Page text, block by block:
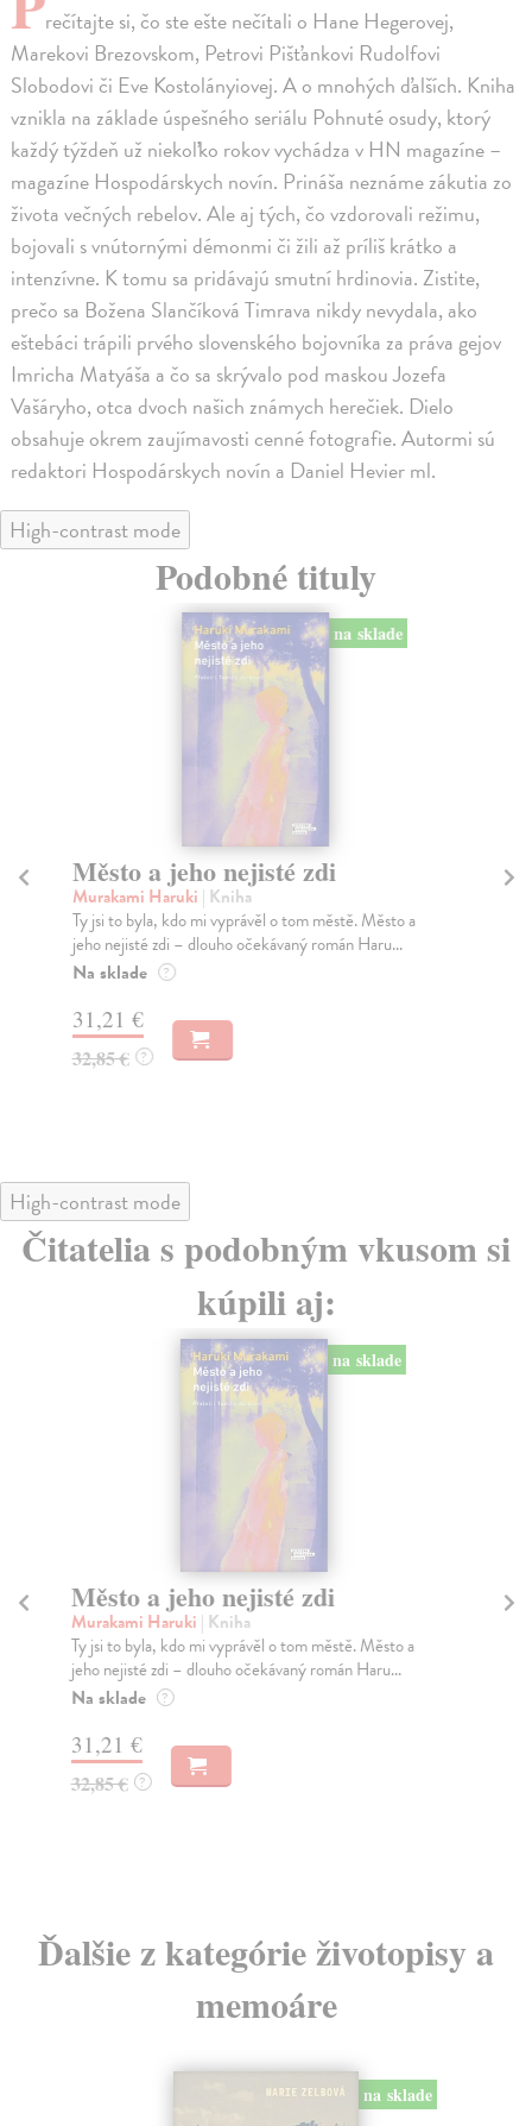
rečítajte si, čo ste ešte nečítali o Hane Hegerovej,
Marekovi Brezovskom, Petrovi Pišťankovi Rudolfovi
Slobodovi či Eve Kostolányiovej. A o mnohých ďalších. Kniha
vznikla na základe úspešného seriálu Pohnuté osudy, ktorý
každý týždeň už niekoľko rokov vychádza v HN magazíne –
magazíne Hospodárskych novín. Prináša neznáme zákutia zo
života večných rebelov. Ale aj tých, čo vzdorovali režimu,
bojovali s vnútornými démonmi či žili až príliš krátko a
intenzívne. K tomu sa pridávajú smutní hrdinovia. Zistite,
prečo sa Božena Slančíková Timrava nikdy nevydala, ako
eštebáci trápili prvého slovenského bojovníka za práva gejov
Imricha Matyáša a čo sa skrývalo pod maskou Jozefa
Vašáryho, otca dvoch našich známych herečiek. Dielo
obsahuje okrem zaujímavosti cenné fotografie. Autormi sú
redaktori Hospodárskych novín a Daniel Hevier ml.
High-contrast mode
Podobné tituly
na sklade
Město a jeho nejisté zdi
Murakami Haruki | Kniha
Ty jsi to byla, kdo mi vyprávěl o tom městě. Město a
jeho nejisté zdi – dlouho očekávaný román Haru...
Na sklade ?
31,21 €
32,85 € ?
High-contrast mode
Čitatelia s podobným vkusom si
kúpili aj:
na sklade
Město a jeho nejisté zdi
Murakami Haruki | Kniha
Ty jsi to byla, kdo mi vyprávěl o tom městě. Město a
jeho nejisté zdi – dlouho očekávaný román Haru...
Na sklade ?
31,21 €
32,85 € ?
Ďalšie z kategórie životopisy a
memoáre
na sklade